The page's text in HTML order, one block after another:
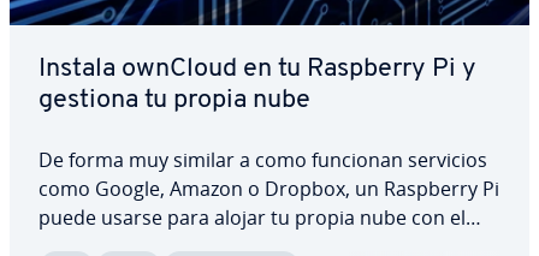
Instala ownCloud en tu Raspberry Pi y
gestiona tu propia nube
De forma muy similar a como funcionan servicios
como Google, Amazon o Dropbox, un Raspberry Pi
puede usarse para alojar tu propia nube con el